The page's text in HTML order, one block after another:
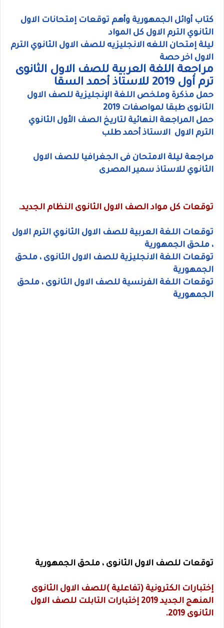
كتاب أوائل الجمهورية وأهم توقعات إمتحانات الاول
الثانوي الترم الاول كل المواد
ليلة إمتحان اللغه الانجليزيه للصف الاول الثانوي الترم
الاول اخر حصة
مراجعة اللغة العربية للصف الاول الثانوى
ترم أول 2019 للاستاذ أحمد السقا
حمل مذكرة وملخص اللغة الإنجليزية للصف الاول
الثانوى طبقا لمواصفات 2019
حمل المراجعة النهائية لتاريخ الصف الأول الثانوي
الترم الاول الاستاذ أحمد طلب
مراجعة ليلة الامتحان فى الجغرافيا للصف الاول
الثانوي للاستاذ سمير المصرى
توقعات كل مواد الصف الاول الثانوى النظام الجديد.
توقعات اللغة العربية للصف الاول الثانوي الترم الاول
، ملحق الجمهورية
توقعات اللغة الانجليزية للصف الاول الثانوى ، ملحق
الجمهورية
توقعات اللغة الفرنسية للصف الاول الثانوى ، ملحق
الجمهورية
توقعات للصف الاول الثانوى ، ملحق الجمهورية
إختبارات الكترونية (تفاعلية )للصف الاول الثانوى
المنهج الجديد 2019 إختبارات التابلت للصف الاول
الثانوى 2019.